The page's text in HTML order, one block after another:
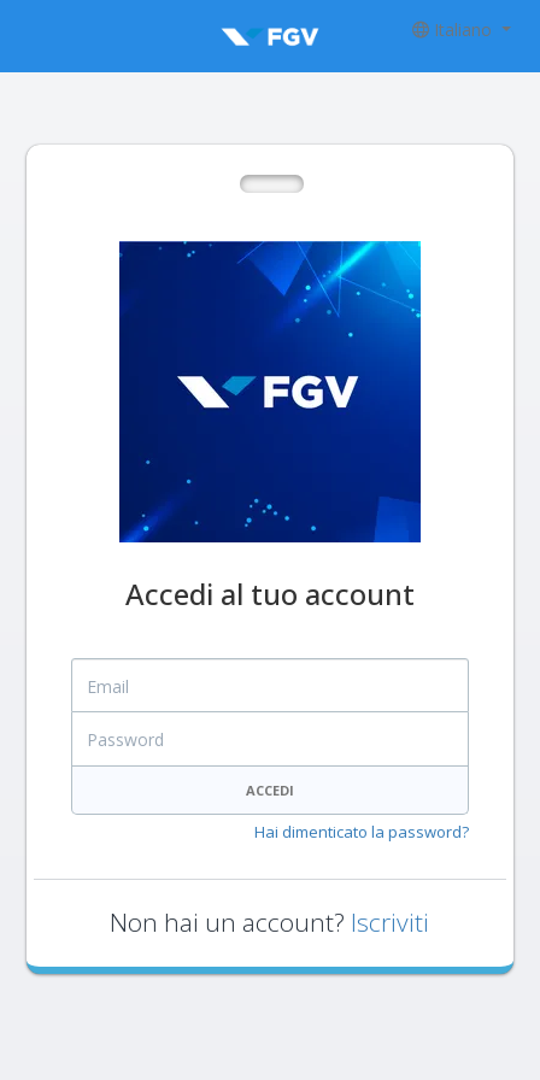
Italiano
Accedi al tuo account
Email
ACCEDI
Hai dimenticato la password?
Non hai un account? Iscriviti